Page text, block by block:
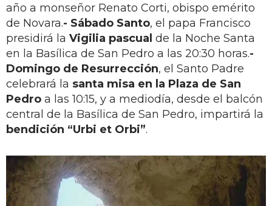
año a monseñor Renato Corti, obispo emérito
de Novara.- Sábado Santo, el papa Francisco
presidirá la Vigilia pascual de la Noche Santa
en la Basílica de San Pedro a las 20:30 horas.-
Domingo de Resurrección, el Santo Padre
celebrará la santa misa en la Plaza de San
Pedro a las 10:15, y a mediodía, desde el balcón
central de la Basílica de San Pedro, impartirá la
bendición “Urbi et Orbi”.